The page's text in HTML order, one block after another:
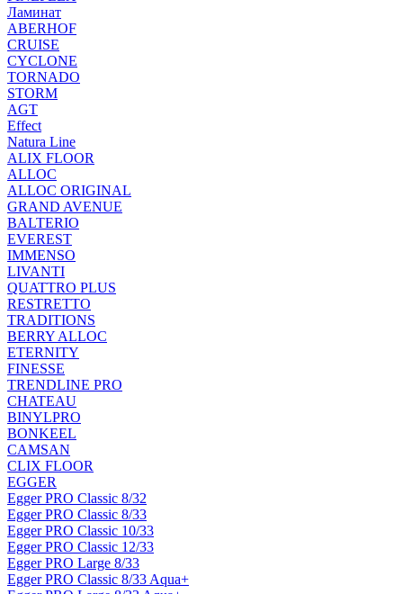
Ламинат
ABERHOF
CRUISE
CYCLONE
TORNADO
STORM
AGT
Effect
Natura Line
ALIX FLOOR
ALLOC
ALLOC ORIGINAL
GRAND AVENUE
BALTERIO
EVEREST
IMMENSO
LIVANTI
QUATTRO PLUS
RESTRETTO
TRADITIONS
BERRY ALLOC
ETERNITY
FINESSE
TRENDLINE PRO
CHATEAU
BINYLPRO
BONKEEL
CAMSAN
CLIX FLOOR
EGGER
Egger PRO Classic 8/32
Egger PRO Classic 8/33
Egger PRO Classic 10/33
Egger PRO Classic 12/33
Egger PRO Large 8/33
Egger PRO Classic 8/33 Aqua+